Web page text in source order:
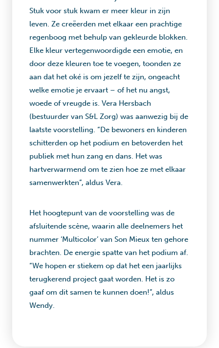
Stuk voor stuk kwam er meer kleur in zijn
leven. Ze creëerden met elkaar een prachtige
regenboog met behulp van gekleurde blokken.
Elke kleur vertegenwoordigde een emotie, en
door deze kleuren toe te voegen, toonden ze
aan dat het oké is om jezelf te zijn, ongeacht
welke emotie je ervaart – of het nu angst,
woede of vreugde is. Vera Hersbach
(bestuurder van S&L Zorg) was aanwezig bij de
laatste voorstelling. “De bewoners en kinderen
schitterden op het podium en betoverden het
publiek met hun zang en dans. Het was
hartverwarmend om te zien hoe ze met elkaar
samenwerkten”, aldus Vera.
Het hoogtepunt van de voorstelling was de
afsluitende scène, waarin alle deelnemers het
nummer ‘Multicolor’ van Son Mieux ten gehore
brachten. De energie spatte van het podium af.
“We hopen er stiekem op dat het een jaarlijks
terugkerend project gaat worden. Het is zo
gaaf om dit samen te kunnen doen!”, aldus
Wendy.